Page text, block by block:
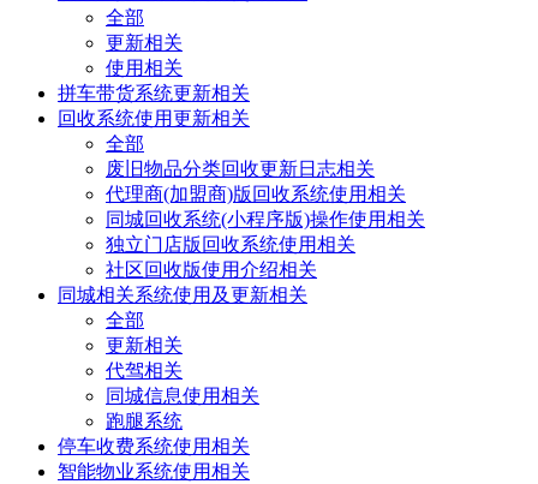
全部
更新相关
使用相关
拼车带货系统更新相关
回收系统使用更新相关
全部
废旧物品分类回收更新日志相关
代理商(加盟商)版回收系统使用相关
同城回收系统(小程序版)操作使用相关
独立门店版回收系统使用相关
社区回收版使用介绍相关
同城相关系统使用及更新相关
全部
更新相关
代驾相关
同城信息使用相关
跑腿系统
停车收费系统使用相关
智能物业系统使用相关